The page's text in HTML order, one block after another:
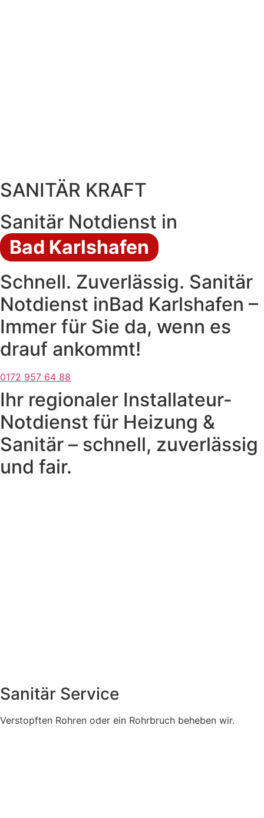
SANITÄR KRAFT
Sanitär Notdienst in
Bad Karlshafen
Schnell. Zuverlässig. Sanitär
Notdienst inBad Karlshafen –
Immer für Sie da, wenn es
drauf ankommt!
0172 957 64 88
Ihr regionaler Installateur-
Notdienst für Heizung &
Sanitär – schnell, zuverlässig
und fair.
Sanitär Service
Verstopften Rohren oder ein Rohrbruch beheben wir.